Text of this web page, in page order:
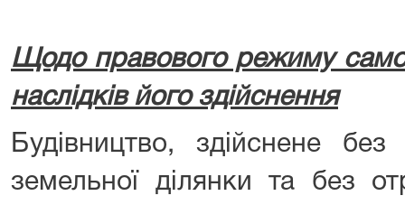
Щодо правового режиму
наслідків його здійснення
Будівництво, здійснене
земельної ділянки та без